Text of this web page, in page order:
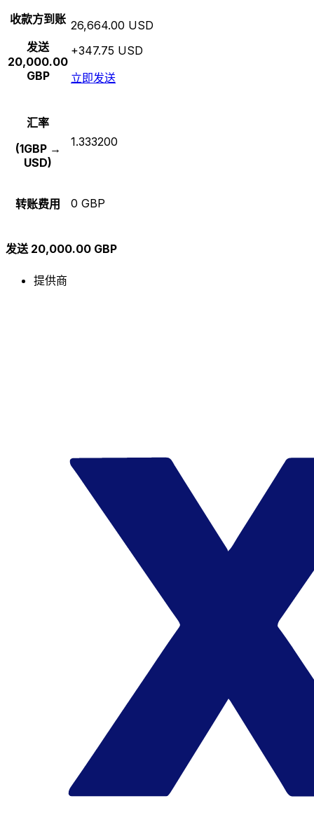
收款方到账
发送
20,000.00
GBP
26,664.00 USD
+347.75 USD
立即发送
汇率
(1GBP →
USD)
1.333200
转账费用 0 GBP
发送 20,000.00 GBP
提供商